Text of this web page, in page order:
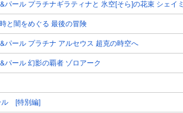
ール プラチナギラティナと 氷空[そら]の花束 シェイミ
と闇をめぐる 最後の冒険
パール プラチナ アルセウス 超克の時空へ
パール 幻影の覇者 ゾロアーク
ル [特別編]